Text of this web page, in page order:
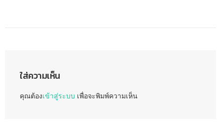
ใส่ความเห็น
คุณต้องเข้าสู่ระบบ เพื่อจะพิมพ์ความเห็น